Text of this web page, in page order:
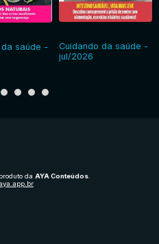
saúde -
Cuidando da saúde -
jul/2026
da AYA Conteúdos